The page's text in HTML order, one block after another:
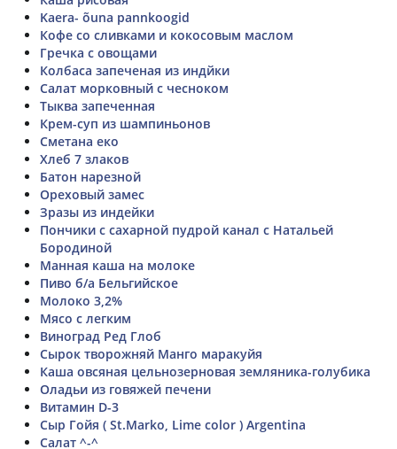
Kaera- õuna pannkoogid
Кофе со сливками и кокосовым маслом
Гречка с овощами
Колбаса запеченая из индйки
Салат морковный с чесноком
Тыква запеченная
Крем-суп из шампиньонов
Сметана еко
Хлеб 7 злаков
Батон нарезной
Ореховый замес
Зразы из индейки
Пончики с сахарной пудрой канал с Натальей
Бородиной
Манная каша на молоке
Пиво б/а Бельгийское
Молоко 3,2%
Мясо с легким
Виноград Ред Глоб
Сырок творожняй Манго маракуйя
Каша овсяная цельнозерновая земляника-голубика
Оладьи из говяжей печени
Витамин D-3
Сыр Гойя ( St.Marko, Lime color ) Argentina
Салат ^-^